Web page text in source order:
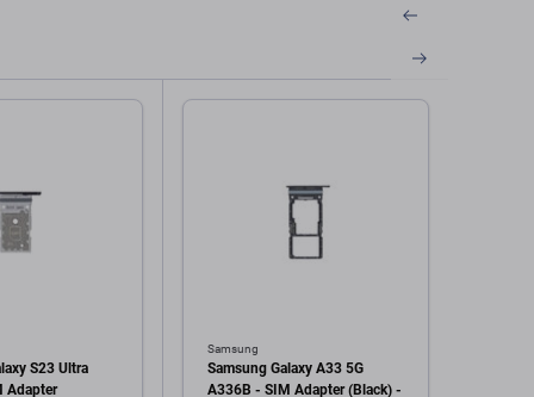
S23 Ultra
Adapter
Samsung
Samsung Galaxy A33 5G
A336B - SIM Adapter (Black) -